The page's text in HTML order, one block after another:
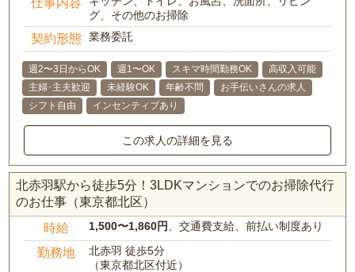
グ、その他のお掃除
契約形態 業務委託
週2〜3日からOK 週1〜OK スキマ時間勤務OK
高収入可能
主婦･主夫歓迎
未経験OK 年齢不問
お手伝いさんの求人
シフト自由
インセンティブあり
この求人の詳細を見る
北赤羽駅から徒歩5分！3LDKマンションでのお掃除代行
のお仕事（東京都北区）
時給 1,500〜1,860円 、交通費支給、前払い制度あり
勤務地
北赤羽 徒歩5分
（東京都北区付近）